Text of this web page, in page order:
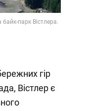
парк Вістлера.
гір
Вістлер є